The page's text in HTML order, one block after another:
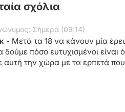
σχόλια
Σήμερα (09:14)
- Μετά τα 18 να κάνουν μία
δούμε πόσο ευτυχισμένοι είναι
αυτή την χώρα με τα ερπετά που